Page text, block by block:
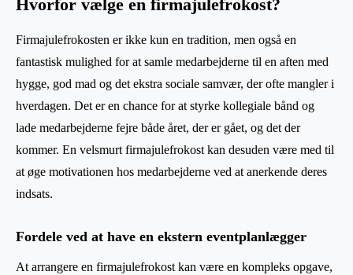
Hvorfor vælge en firmajulefrokost?
Firmajulefrokosten er ikke kun en tradition, men også en
fantastisk mulighed for at samle medarbejderne til en aften med
hygge, god mad og det ekstra sociale samvær, der ofte mangler i
hverdagen. Det er en chance for at styrke kollegiale bånd og
lade medarbejderne fejre både året, der er gået, og det der
kommer. En velsmurt firmajulefrokost kan desuden være med til
at øge motivationen hos medarbejderne ved at anerkende deres
indsats.
Fordele ved at have en ekstern eventplanlægger
At arrangere en firmajulefrokost kan være en kompleks opgave,